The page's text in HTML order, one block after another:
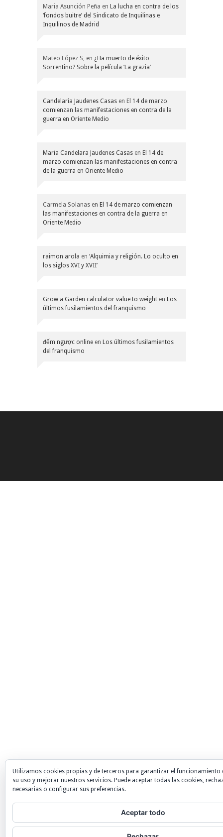
Maria Asunción Peña en La lucha en contra de los
‘fondos buitre’ del Sindicato de Inquilinas e
Inquilinos de Madrid
Mateo López S, en ¿Ha muerto de éxito
Sorrentino? Sobre la película ‘La grazia’
Candelaria Jaudenes Casas en El 14 de marzo
comienzan las manifestaciones en contra de la
guerra en Oriente Medio
Maria Candelara Jaudenes Casas en El 14 de
marzo comienzan las manifestaciones en contra
de la guerra en Oriente Medio
Carmela Solanas en El 14 de marzo comienzan
las manifestaciones en contra de la guerra en
Oriente Medio
raimon arola en ‘Alquimia y religión. Lo oculto en
los siglos XVI y XVII’
Grow a Garden calculator value to weight en Los
últimos fusilamientos del franquismo
đếm ngược online en Los últimos fusilamientos
del franquismo
Utilizamos cookies propias y de terceros para garantizar el funcionamiento
su uso y mejorar nuestros servicios. Puede aceptar todas las cookies,
necesarias o configurar sus preferencias.
Aceptar todo